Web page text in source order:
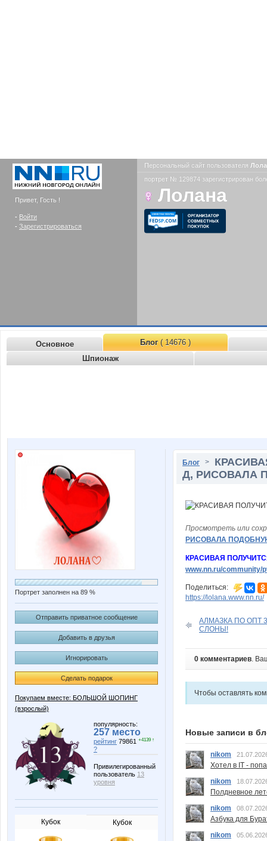
Привет, Гость !
- Войти
- Зарегистрироваться
Персональный сайт пользователя
портрет № 129874 зарегистрирован
Лолана
Основное Блог( 14676 )
Шпионаж
Портрет заполнен на 89 %
Отправить приватное сообщение
Добавить в друзья
Игнорировать
Сделать подарок
Покупаем вместе: БОЛЬШОЙ ШОПИНГ
(взрослый)
популярность:
257 место
рейтинг 79861 +4139 ↑
?
Привилегированный
пользователь 13
уровня
Кубок Кубок
Блог >
Д, РИСОВАЛА
Просмотреть или
РИСОВАЛА
КРАСИВАЯ
www.nn.ru/community/
Поделиться:
https://lolana.www.nn.ru/
АЛМАЗКА ПО ОПТ
СЛОНЫ!
0 комментариев.
Чтобы оставлять
Новые записи в
nikom
Хотел в IT -
nikom
Полдневное
nikom
Азбука для
nikom